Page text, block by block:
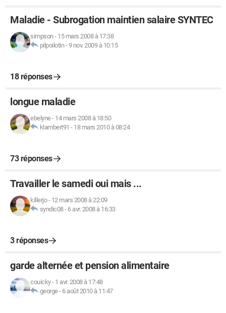
Maladie - Subrogation maintien salaire SYNTEC
simpson- 15 mars 2008 à 17:38
pilpoilotin-9 nov. 2009 à 10:15
18 réponses
longue maladie
ebelyne- 14 mars 2008 à 18:50
klambert91 - 18 mars 2010 à 08:24
73 réponses
Travailler le samedi oui mais ...
killerjo- 12 mars 2008 à 22:09
syndic08- 6 avr. 2008 à 16:33
3 réponses
garde alternée et pension alimentaire
couicky- 1 avr. 2008 à 17:48
george- 6 août 2010 à 11:47